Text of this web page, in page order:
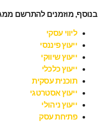
בנוסף, מוזמנים להתרשם
ליווי עסקי
ייעוץ פיננסי
ייעוץ שיווקי
ייעוץ כלכלי
תוכנית עסקית
ייעוץ אסטרטגי
ייעוץ ניהולי
פתיחת עסק